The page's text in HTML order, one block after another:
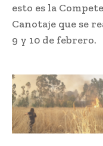
esto es la
Canotaje que se
9 y 10 de febrero.